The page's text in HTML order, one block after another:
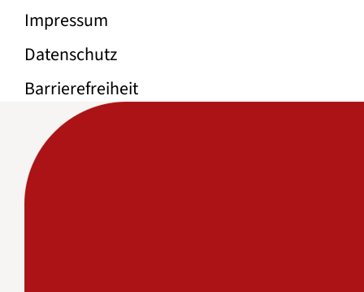
Impressum
Datenschutz
Barrierefreiheit